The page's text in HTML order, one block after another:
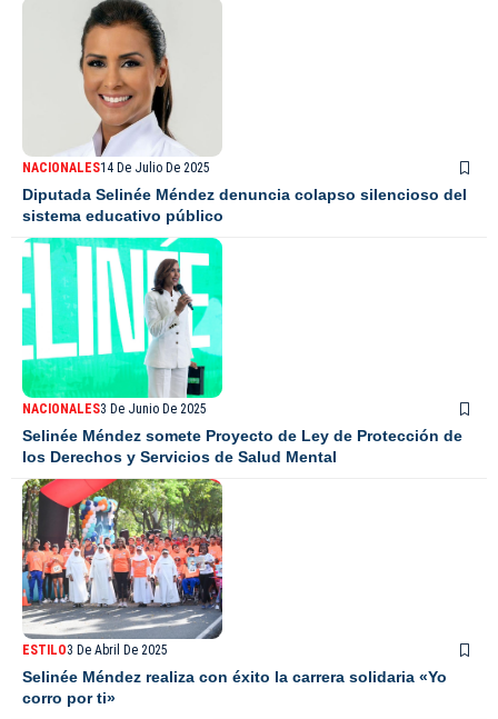
NACIONALES14 De Julio De 2025
Diputada Selinée Méndez denuncia colapso silencioso del
sistema educativo público
NACIONALES3 De Junio De 2025
Selinée Méndez somete Proyecto de Ley de Protección de
los Derechos y Servicios de Salud Mental
ESTILO3 De Abril De 2025
Selinée Méndez realiza con éxito la carrera solidaria «Yo
corro por ti»